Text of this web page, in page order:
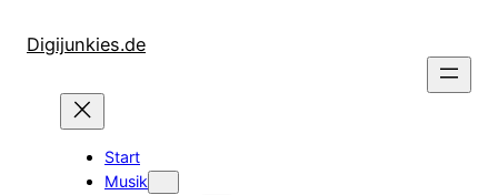
InhaltDigijunkies.de
Start
Musik